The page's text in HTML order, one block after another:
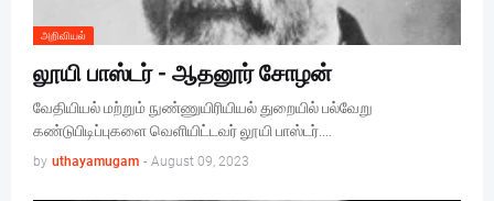
அறிவியல்
லூயி பாஸ்டர் - ஆதனூர் சோழன்
வேதியியல் மற்றும் நுண்ணுயிரியியல் துறையில் பல்வேறு
கண்டுபிடிப்புகளை வெளியிட்டவர் லூயி பாஸ்டர்.…
by uthayamugam - August 09, 2023